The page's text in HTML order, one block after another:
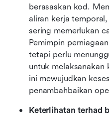
berasaskan kod.
aliran kerja
sering memerlukan
Pemimpin
tetapi perlu
untuk melaksanakan
ini mewujudkan
penambahbaikan
Keterlihatan terhad